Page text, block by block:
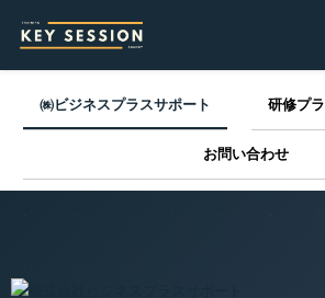
㈱ビジネスプラスサポート 研修プ
お問い合わせ